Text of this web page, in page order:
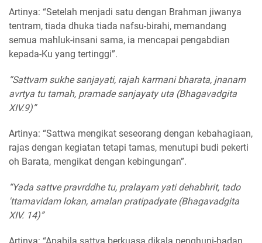
Artinya: “Setelah menjadi satu dengan Brahman jiwanya
tentram, tiada dhuka tiada nafsu-birahi, memandang
semua mahluk-insani sama, ia mencapai pengabdian
kepada-Ku yang tertinggi”.
“Sattvam sukhe sanjayati, rajah karmani bharata, jnanam
avrtya tu tamah, pramade sanjayaty uta (Bhagavadgita
XIV.9)”
Artinya: “Sattwa mengikat seseorang dengan kebahagiaan,
rajas dengan kegiatan tetapi tamas, menutupi budi pekerti
oh Barata, mengikat dengan kebingungan”.
“Yada sattve pravrddhe tu, pralayam yati dehabhrit, tado
'ttamavidam lokan, amalan pratipadyate (Bhagavadgita
XIV. 14)”
Artinya: “Apabila sattva berkuasa dikala penghuni-badan